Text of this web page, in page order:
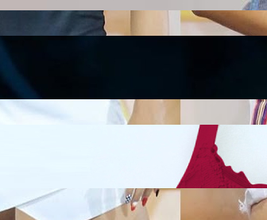
Kepribadian
Mengintip Kepribadian
Wanita Dari Warna Bra